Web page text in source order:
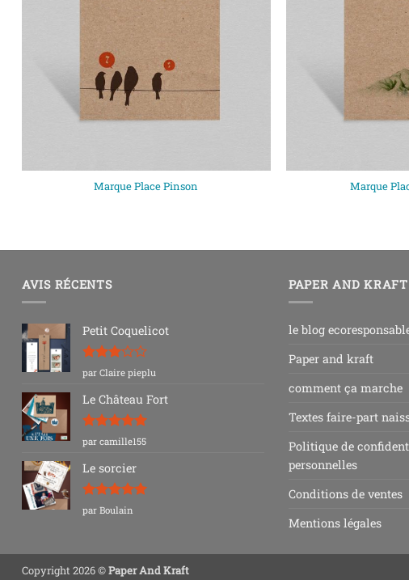
Marque Place Pinson Marque
AVIS RÉCENTS
Petit Coquelicot
Note3
par Claire pieplu
Le Château Fort
Note5sur
par camille155
Le sorcier
Note5sur
par Boulain
PAPER AND KRAFT
le blog
Paper and kraft
comment ça marche
Textes faire-part
Politique de
personnelles
Conditions de ventes
Mentions légales
Copyright 2026 ©Paper And Kraft